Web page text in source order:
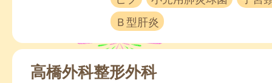
Ｂ型肝炎
高橋外科整形外科